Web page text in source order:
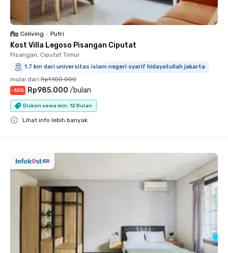
Coliving • Putri
Kost Villa Legoso Pisangan Ciputat
Pisangan, Ciputat Timur
1.7 km dari universitas islam negeri syarif hidayatullah jakarta
mulai dari Rp1.100.000
-10% Rp985.000 /bulan
Diskon sewa min. 12 Bulan
Lihat info lebih banyak